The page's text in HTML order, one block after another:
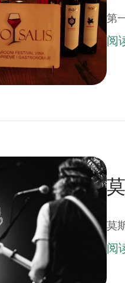
第
阅
莫
阅